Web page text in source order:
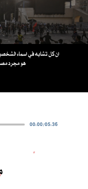
ان كل تشابه في اسماء
هو مجرد
00:00/05:36